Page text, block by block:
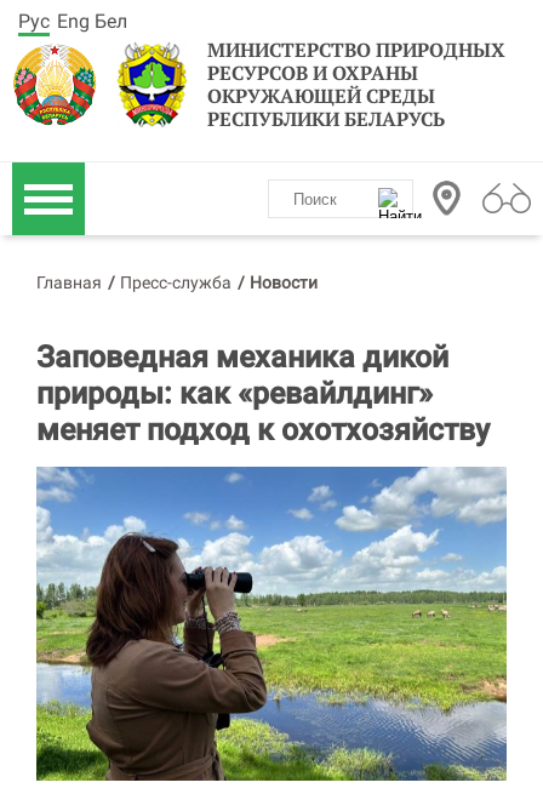
МИНИСТЕРСТВО ПРИРОДНЫХ
РЕСУРСОВ И ОХРАНЫ
ОКРУЖАЮЩЕЙ СРЕДЫ
РЕСПУБЛИКИ БЕЛАРУСЬ
Рус Eng Бел
Главная / Пресс-служба / Новости
Заповедная механика дикой
природы: как «ревайлдинг»
меняет подход к охотхозяйству